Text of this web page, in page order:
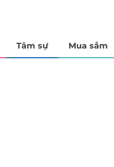
Tâm sự Mua sắm